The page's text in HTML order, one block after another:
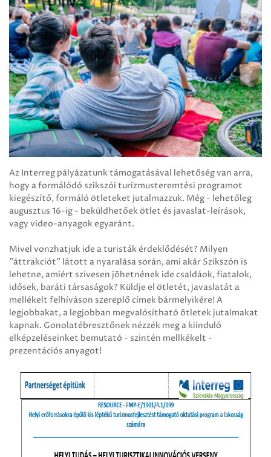
Az Interreg pályázatunk támogatásával lehetőség van arra,
hogy a formálódó szikszói turizmusteremtési programot
kiegészítő, formáló ötleteket jutalmazzuk. Még - lehetőleg
augusztus 16-ig - beküldhetőek ötlet és javaslat-leírások,
vagy video-anyagok egyaránt.
Mivel vonzhatjuk ide a turisták érdeklődését? Milyen
"áttrakciót" látott a nyaralása során, ami akár Szikszón is
lehetne, amiért szívesen jöhetnének ide csaldáok, fiatalok,
idősek, baráti társaságok? Küldje el ötletét, javaslatát a
mellékelt felhíváson szereplő címek bármelyikére! A
legjobbakat, a legjobban megvalósítható ötletek jutalmakat
kapnak. Gonolatébresztőnek nézzék meg a kiinduló
elképzeléseinket bemutató - szintén mellkékelt -
prezentációs anyagot!